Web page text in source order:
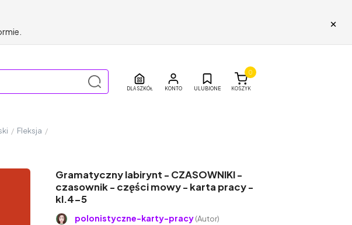
×
DLA SZKÓŁ ULUBIONE KOSZYK
0
/ Fleksja /
Gramatyczny labirynt - CZASOWNIKI -
czasownik - części mowy - karta pracy -
kl.4-5
polonistyczne-karty-pracy(Autor)